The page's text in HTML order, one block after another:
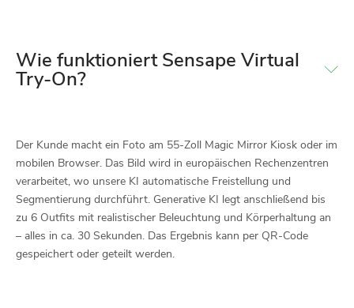
Wie funktioniert Sensape Virtual
Try-On?
Der Kunde macht ein Foto am 55-Zoll Magic Mirror Kiosk oder im
mobilen Browser. Das Bild wird in europäischen Rechenzentren
verarbeitet, wo unsere KI automatische Freistellung und
Segmentierung durchführt. Generative KI legt anschließend bis
zu 6 Outfits mit realistischer Beleuchtung und Körperhaltung an
– alles in ca. 30 Sekunden. Das Ergebnis kann per QR-Code
gespeichert oder geteilt werden.